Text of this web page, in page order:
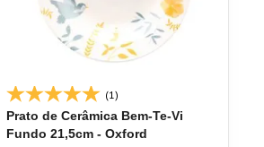
(1)
Prato de Cerâmica Bem-Te-Vi
Fundo 21,5cm - Oxford